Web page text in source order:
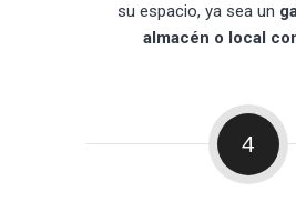
su espacio, ya sea un
almacén o local
4